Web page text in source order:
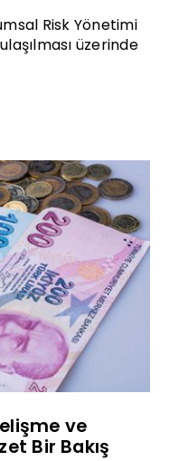
Risk Yönetimi
üzerinde
ve
Bir Bakış